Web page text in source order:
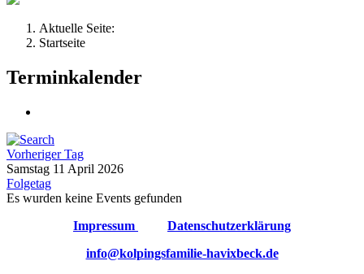
Aktuelle Seite:
Startseite
Terminkalender
Vorheriger Tag
Samstag 11 April 2026
Folgetag
Es wurden keine Events gefunden
Impressum
Datenschutzerklärung
info@kolpingsfamilie-havixbeck.de